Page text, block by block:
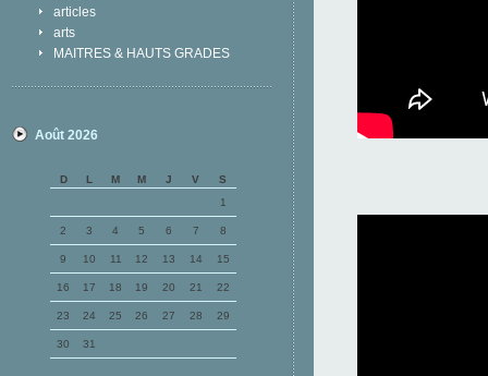
articles
arts
MAITRES & HAUTS GRADES
Août 2026
D L M M J V
S
1
2 3 4 5 6 7 8
9 10 11 12 13 14 15
16 17 18 19 20 21 22
23 24 25 26 27 28 29
30 31